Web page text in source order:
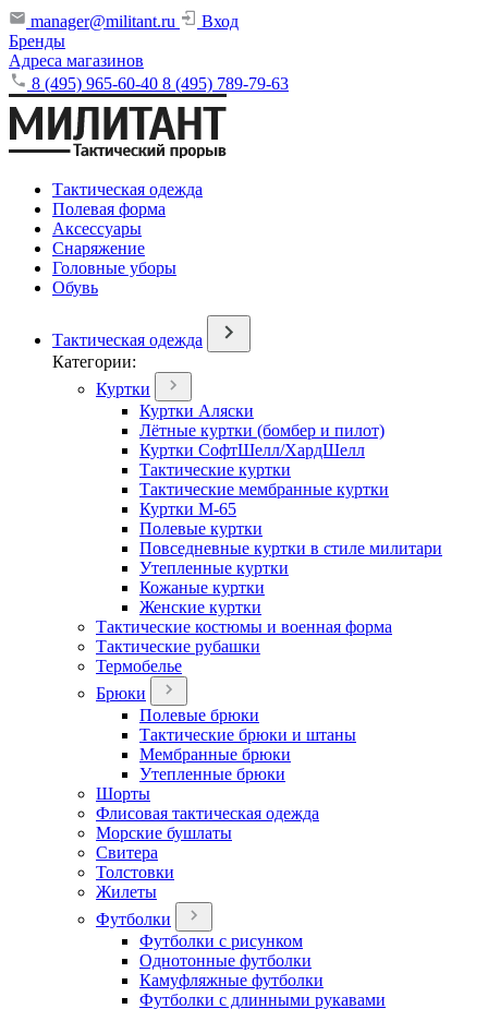
manager@militant.ru
Вход
Бренды
Адреса магазинов
8 (495) 965-60-40 8 (495) 789-79-63
Тактическая одежда
Полевая форма
Аксессуары
Снаряжение
Головные уборы
Обувь
Тактическая одежда
Категории:
Куртки
Куртки Аляски
Лётные куртки (бомбер и пилот)
Куртки СофтШелл/ХардШелл
Тактические куртки
Тактические мембранные куртки
Куртки М-65
Полевые куртки
Повседневные куртки в стиле милитари
Утепленные куртки
Кожаные куртки
Женские куртки
Тактические костюмы и военная форма
Тактические рубашки
Термобелье
Брюки
Полевые брюки
Тактические брюки и штаны
Мембранные брюки
Утепленные брюки
Шорты
Флисовая тактическая одежда
Морские бушлаты
Свитера
Толстовки
Жилеты
Футболки
Футболки с рисунком
Однотонные футболки
Камуфляжные футболки
Футболки с длинными рукавами